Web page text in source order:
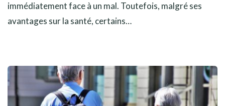
immédiatement face à un mal. Toutefois, malgré ses
avantages sur la santé, certains…